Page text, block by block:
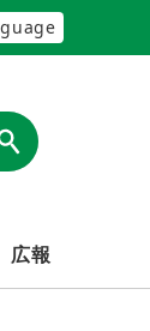
広報